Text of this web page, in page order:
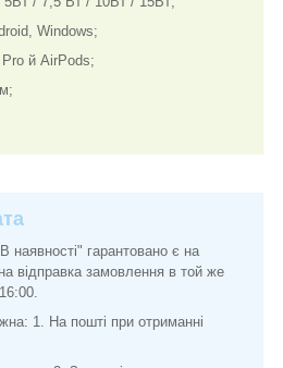
Windows;
Pro й AirPods;
наявності" гарантовано є на
відправка замовлення в той же
1. На пошті при отриманні